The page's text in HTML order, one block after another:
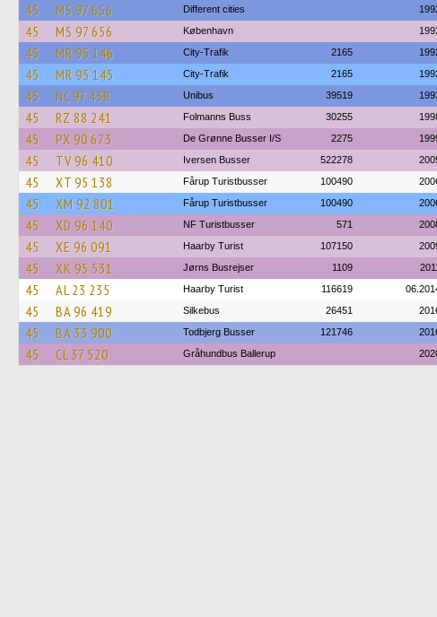
45 MS 97 656 Different cities
45 MS 97 656 København
45 MR 95 146 City-Trafik 2165
45 MR 95 145 City-Trafik 2165
45 NC 97 438 Unibus 39519
45 RZ 88 241 Folmanns Buss 30255
45 PX 90 673 De Grønne Busser I/S 2275
45 TV 96 410 Iversen Busser 522278
45 XT 95 138 Fårup Turistbusser 100490
45 XM 92 801 Fårup Turistbusser 100490
45 XD 96 140 NF Turistbusser 571
45 XE 96 091 Haarby Turist 107150
45 XK 95 531 Jørns Busrejser 1109
45 AL 23 235 Haarby Turist 116619
45 BA 96 419 Silkebus 26451
45 BA 33 900 Todbjerg Busser 121746
45 CL 37 520 Gråhundbus Ballerup